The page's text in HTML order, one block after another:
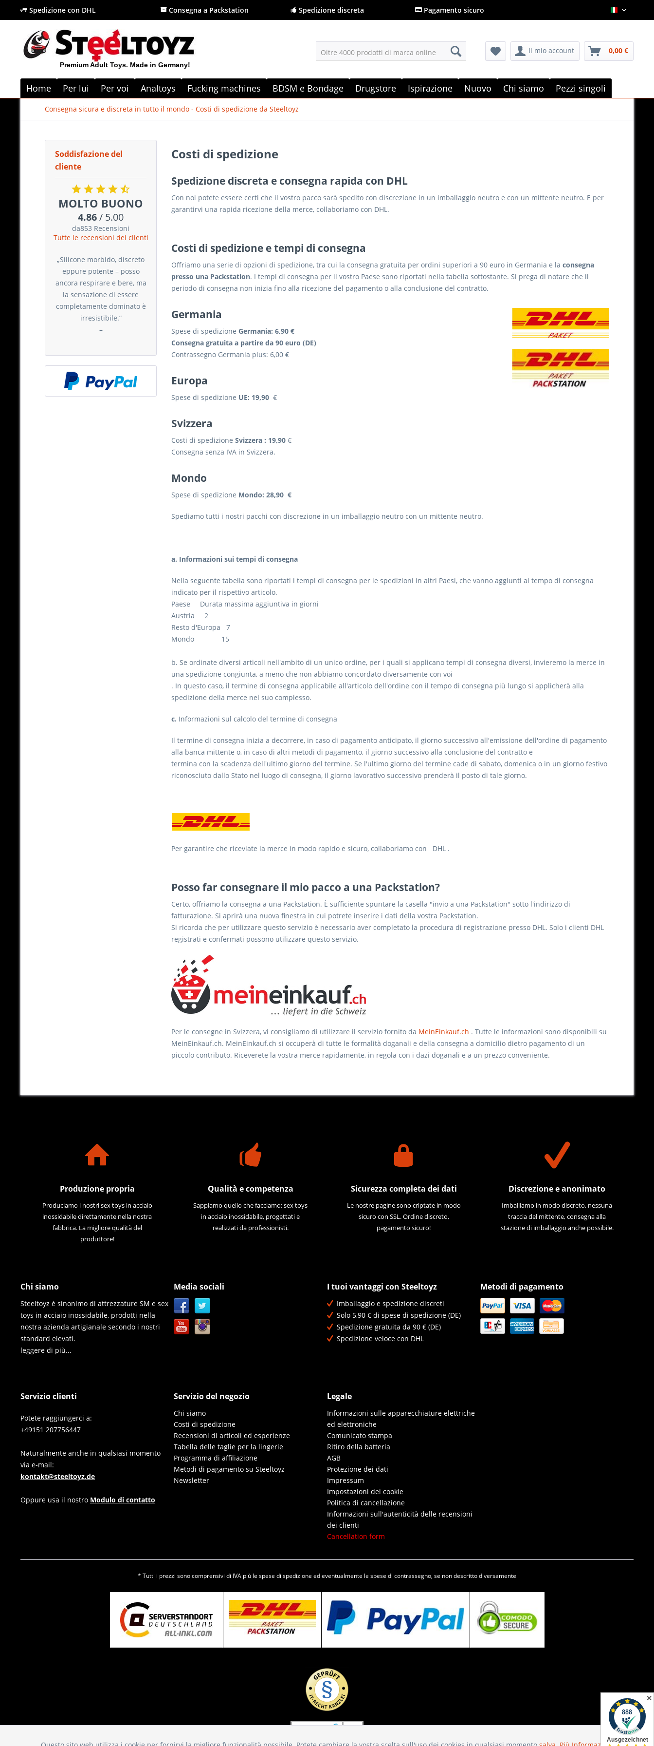
Spedizione con DHL Consegna a Packstation Spedizione discreta Pagamento sicuro Italian
Premium Adult Toys. Made in Germany!
Oltre 4000 prodotti di marca online Il mio account 0,00 €
Home Per lui Per voi Analtoys Fucking machines BDSM e Bondage Drugstore Ispirazione Nuovo Chi siamo Pezzi singoli
Consegna sicura e discreta in tutto il mondo - Costi di spedizione da Steeltoyz
Soddisfazione del
cliente
MOLTO BUONO
4.86/ 5.00
da853 Recensioni
Tutte le recensioni dei clienti
„Silicone morbido, discreto
eppure potente – posso
ancora respirare e bere, ma
la sensazione di essere
completamente dominato è
irresistibile.“
–
Costi di spedizione
Spedizione discreta e consegna rapida con DHL
Con noi potete essere certi che il vostro pacco sarà spedito con discrezione in un imballaggio neutro e con un mittente neutro. E per
garantirvi una rapida ricezione della merce, collaboriamo con DHL.
Costi di spedizione e tempi di consegna
Offriamo una serie di opzioni di spedizione, tra cui la consegna gratuita per ordini superiori a 90 euro in Germania e la consegna
presso una Packstation. I tempi di consegna per il vostro Paese sono riportati nella tabella sottostante. Si prega di notare che il
periodo di consegna non inizia fino alla ricezione del pagamento o alla conclusione del contratto.
Germania
Spese di spedizione Germania: 6,90 €
Consegna gratuita a partire da 90 euro (DE)
Contrassegno Germania plus: 6,00 €
Europa
Spese di spedizione UE: 19,90 €
Svizzera
Costi di spedizione Svizzera : 19,90 €
Consegna senza IVA in Svizzera.
Mondo
Spese di spedizione Mondo: 28,90 €
Spediamo tutti i nostri pacchi con discrezione in un imballaggio neutro con un mittente neutro.
a. Informazioni sui tempi di consegna
Nella seguente tabella sono riportati i tempi di consegna per le spedizioni in altri Paesi, che vanno aggiunti al tempo di consegna
indicato per il rispettivo articolo.
Paese Durata massima aggiuntiva in giorni
Austria 2
Resto d'Europa 7
Mondo 15
b. Se ordinate diversi articoli nell'ambito di un unico ordine, per i quali si applicano tempi di consegna diversi, invieremo la merce in
una spedizione congiunta, a meno che non abbiamo concordato diversamente con voi
. In questo caso, il termine di consegna applicabile all'articolo dell'ordine con il tempo di consegna più lungo si applicherà alla
spedizione della merce nel suo complesso.
c. Informazioni sul calcolo del termine di consegna
Il termine di consegna inizia a decorrere, in caso di pagamento anticipato, il giorno successivo all'emissione dell'ordine di pagamento
alla banca mittente o, in caso di altri metodi di pagamento, il giorno successivo alla conclusione del contratto e
termina con la scadenza dell'ultimo giorno del termine. Se l'ultimo giorno del termine cade di sabato, domenica o in un giorno festivo
riconosciuto dallo Stato nel luogo di consegna, il giorno lavorativo successivo prenderà il posto di tale giorno.
Per garantire che riceviate la merce in modo rapido e sicuro, collaboriamo con DHL .
Posso far consegnare il mio pacco a una Packstation?
Certo, offriamo la consegna a una Packstation. È sufficiente spuntare la casella "invio a una Packstation" sotto l'indirizzo di
fatturazione. Si aprirà una nuova finestra in cui potrete inserire i dati della vostra Packstation.
Si ricorda che per utilizzare questo servizio è necessario aver completato la procedura di registrazione presso DHL. Solo i clienti DHL
registrati e confermati possono utilizzare questo servizio.
Per le consegne in Svizzera, vi consigliamo di utilizzare il servizio fornito da MeinEinkauf.ch . Tutte le informazioni sono disponibili su
MeinEinkauf.ch. MeinEinkauf.ch si occuperà di tutte le formalità doganali e della consegna a domicilio dietro pagamento di un
piccolo contributo. Riceverete la vostra merce rapidamente, in regola con i dazi doganali e a un prezzo conveniente.
✕
Produzione propria
Produciamo i nostri sex toys in acciaio
inossidabile direttamente nella nostra
fabbrica. La migliore qualità del
produttore!
Qualità e competenza
Sappiamo quello che facciamo: sex toys
in acciaio inossidabile, progettati e
realizzati da professionisti.
Sicurezza completa dei dati
Le nostre pagine sono criptate in modo
sicuro con SSL. Ordine discreto,
pagamento sicuro!
Discrezione e anonimato
Imballiamo in modo discreto, nessuna
traccia del mittente, consegna alla
stazione di imballaggio anche possibile.
Chi siamo
Steeltoyz è sinonimo di attrezzature SM e sex
toys in acciaio inossidabile, prodotti nella
nostra azienda artigianale secondo i nostri
standard elevati.
leggere di più...
Media sociali I tuoi vantaggi con Steeltoyz
Imballaggio e spedizione discreti
Solo 5,90 € di spese di spedizione (DE)
Spedizione gratuita da 90 € (DE)
Spedizione veloce con DHL
Metodi di pagamento
Servizio clienti
Potete raggiungerci a:
+49151 207756447
Naturalmente anche in qualsiasi momento
via e-mail:
kontakt@steeltoyz.de
Oppure usa il nostro Modulo di contatto
Servizio del negozio
Chi siamo
Costi di spedizione
Recensioni di articoli ed esperienze
Tabella delle taglie per la lingerie
Programma di affiliazione
Metodi di pagamento su Steeltoyz
Newsletter
Legale
Informazioni sulle apparecchiature elettriche
ed elettroniche
Comunicato stampa
Ritiro della batteria
AGB
Protezione dei dati
Impressum
Impostazioni dei cookie
Politica di cancellazione
Informazioni sull'autenticità delle recensioni
dei clienti
Cancellation form
* Tutti i prezzi sono comprensivi di IVA più le spese di spedizione ed eventualmente le spese di contrassegno, se non descritto diversamente